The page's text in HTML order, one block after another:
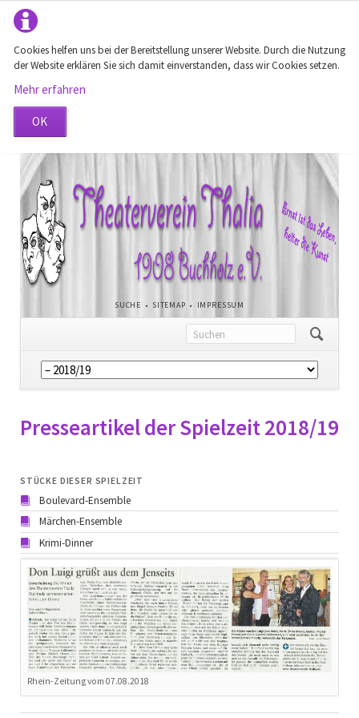
Cookies helfen uns bei der Bereitstellung unserer Website. Durch die Nutzung
der Website erklären Sie sich damit einverstanden, dass wir Cookies setzen.
Mehr erfahren
OK
NAVIGATION
ÜBERSPRINGEN
SUCHE SITEMAP IMPRESSUM
Navigation
überspringen
Presseartikel der Spielzeit 2018/19
STÜCKE DIESER SPIELZEIT
Boulevard-Ensemble
Märchen-Ensemble
Krimi-Dinner
Rhein-Zeitung vom 07.08.2018